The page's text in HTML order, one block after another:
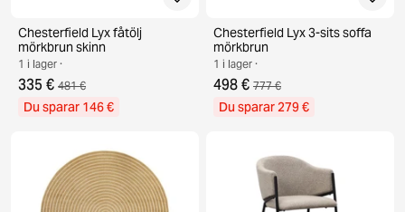
Chesterfield Lyx fåtölj
mörkbrun skinn
1 i lager ·
335 € 481 €
Du sparar 146 €
Chesterfield Lyx 3-sits soffa
mörkbrun
1 i lager ·
498 € 777 €
Du sparar 279 €